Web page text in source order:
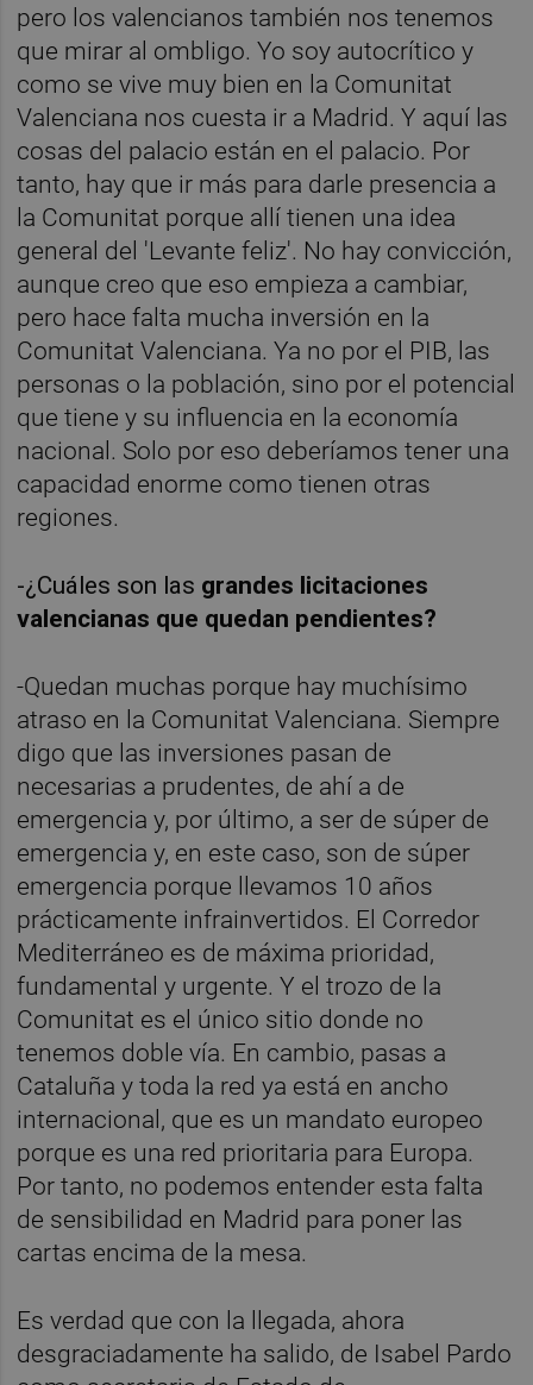
pero los valencianos también nos tenemos
que mirar al ombligo. Yo soy autocrítico y
como se vive muy bien en la Comunitat
Valenciana nos cuesta ir a Madrid. Y aquí las
cosas del palacio están en el palacio. Por
tanto, hay que ir más para darle presencia a
la Comunitat porque allí tienen una idea
general del 'Levante feliz'. No hay convicción,
aunque creo que eso empieza a cambiar,
pero hace falta mucha inversión en la
Comunitat Valenciana. Ya no por el PIB, las
personas o la población, sino por el potencial
que tiene y su influencia en la economía
nacional. Solo por eso deberíamos tener una
capacidad enorme como tienen otras
regiones.
-¿Cuáles son las grandes licitaciones
valencianas que quedan pendientes?
-Quedan muchas porque hay muchísimo
atraso en la Comunitat Valenciana. Siempre
digo que las inversiones pasan de
necesarias a prudentes, de ahí a de
emergencia y, por último, a ser de súper de
emergencia y, en este caso, son de súper
emergencia porque llevamos 10 años
prácticamente infrainvertidos. El Corredor
Mediterráneo es de máxima prioridad,
fundamental y urgente. Y el trozo de la
Comunitat es el único sitio donde no
tenemos doble vía. En cambio, pasas a
Cataluña y toda la red ya está en ancho
internacional, que es un mandato europeo
porque es una red prioritaria para Europa.
Por tanto, no podemos entender esta falta
de sensibilidad en Madrid para poner las
cartas encima de la mesa.
Es verdad que con la llegada, ahora
desgraciadamente ha salido, de Isabel Pardo